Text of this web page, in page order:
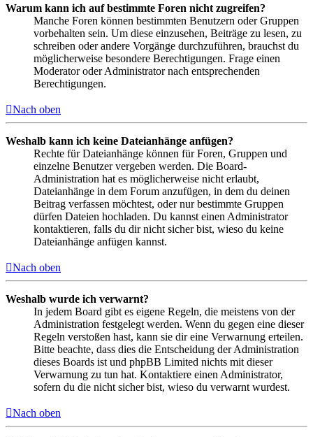
Warum kann ich auf bestimmte Foren nicht zugreifen?
Manche Foren können bestimmten Benutzern oder Gruppen
vorbehalten sein. Um diese einzusehen, Beiträge zu lesen, zu
schreiben oder andere Vorgänge durchzuführen, brauchst du
möglicherweise besondere Berechtigungen. Frage einen
Moderator oder Administrator nach entsprechenden
Berechtigungen.
Nach oben
Weshalb kann ich keine Dateianhänge anfügen?
Rechte für Dateianhänge können für Foren, Gruppen und
einzelne Benutzer vergeben werden. Die Board-
Administration hat es möglicherweise nicht erlaubt,
Dateianhänge in dem Forum anzufügen, in dem du deinen
Beitrag verfassen möchtest, oder nur bestimmte Gruppen
dürfen Dateien hochladen. Du kannst einen Administrator
kontaktieren, falls du dir nicht sicher bist, wieso du keine
Dateianhänge anfügen kannst.
Nach oben
Weshalb wurde ich verwarnt?
In jedem Board gibt es eigene Regeln, die meistens von der
Administration festgelegt werden. Wenn du gegen eine dieser
Regeln verstoßen hast, kann sie dir eine Verwarnung erteilen.
Bitte beachte, dass dies die Entscheidung der Administration
dieses Boards ist und phpBB Limited nichts mit dieser
Verwarnung zu tun hat. Kontaktiere einen Administrator,
sofern du die nicht sicher bist, wieso du verwarnt wurdest.
Nach oben